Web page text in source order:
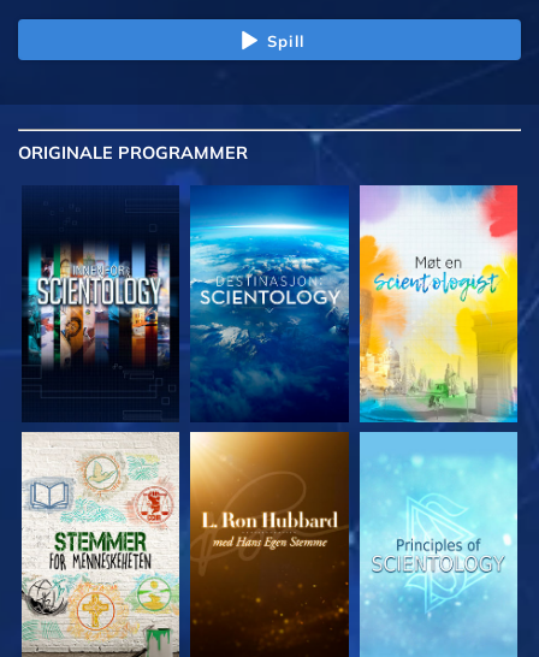
Spill
ORIGINALE PROGRAMMER
UTFORSK SERIEN UTFORSK SERIEN UTFORSK SERIEN